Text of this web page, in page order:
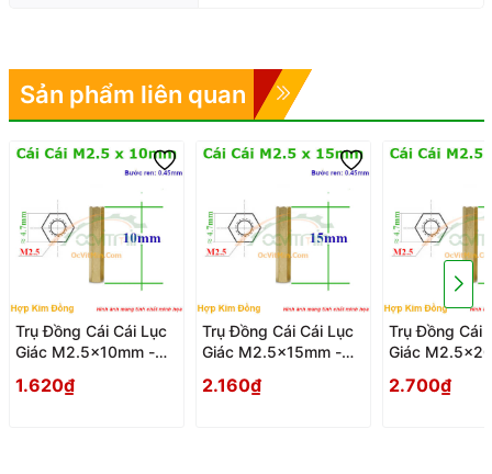
Sản phẩm liên quan
Trụ Đồng Cái Cái Lục
Giác M2.5x10mm -
Giac
1.620₫
Trụ Đồng Cái Cái Lục
Giác M2.5x15mm -
Giac
2.160₫
Trụ Đồng Cái
Giác
Giac
2.700₫